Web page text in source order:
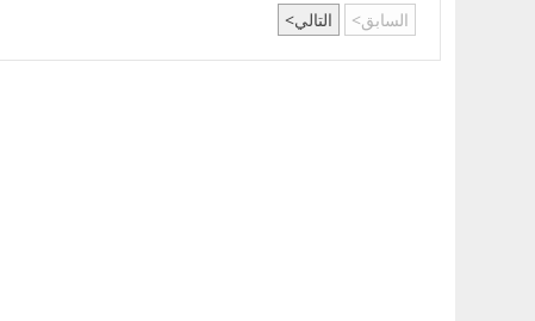
السابق التالي